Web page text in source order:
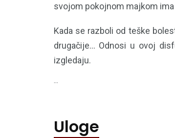
svojom pokojnom majkom
Kada se razboli od teške
drugačije… Odnosi u ovoj
izgledaju.
...
Uloge